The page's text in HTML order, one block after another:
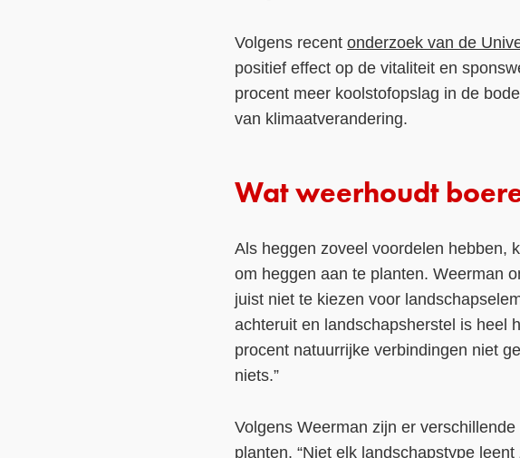
Volgens recentonderzoek van de
positief effect op de vitaliteit en
procent meer koolstofopslag in de
van klimaatverandering.
Wat weerhoudt
Als heggen zoveel voordelen hebben,
om heggen aan te planten. Weerman
juist niet te kiezen voor
achteruit en landschapsherstel is heel
procent natuurrijke verbindingen niet
niets.”
Volgens Weerman zijn er
planten. “Niet elk landschapstype